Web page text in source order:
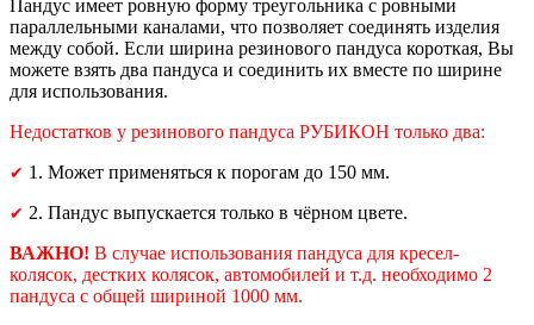
Пандус имеет ровную форму треугольника с ровными
параллельными каналами, что позволяет соединять изделия
между собой. Если ширина резинового пандуса короткая, Вы
можете взять два пандуса и соединить их вместе по ширине
для использования.
Недостатков у резинового пандуса РУБИКОН только два:
✔ 1. Может применяться к порогам до 150 мм.
✔ 2. Пандус выпускается только в чёрном цвете.
ВАЖНО! В случае использования пандуса для кресел-
колясок, дестких колясок, автомобилей и т.д. необходимо 2
пандуса с общей шириной 1000 мм.